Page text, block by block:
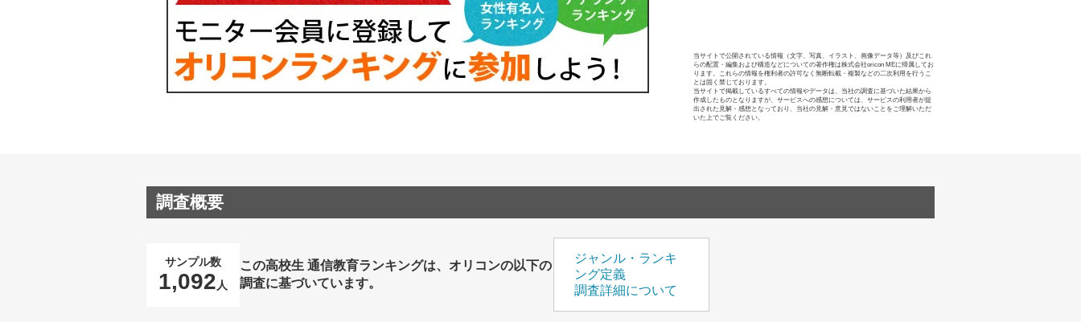
当サイトで公開されている情報（文字、写真、イラスト、画像データ等）及びこれ
らの配置・編集および構造などについての著作権は株式会社oricon MEに帰属してお
ります。これらの情報を権利者の許可なく無断転載・複製などの二次利用を行うこ
とは固く禁じております。
当サイトで掲載しているすべての情報やデータは、当社の調査に基づいた結果から
作成したものとなりますが、サービスへの感想については、サービスの利用者が提
出された見解・感想となっており、当社の見解・意見ではないことをご理解いただ
いた上でご覧ください。
調査概要
サンプル数
1,092 人
この高校生 通信教育ランキングは、オリコンの以下の
調査に基づいています。
ジャンル・ランキ
ング定義
調査詳細について